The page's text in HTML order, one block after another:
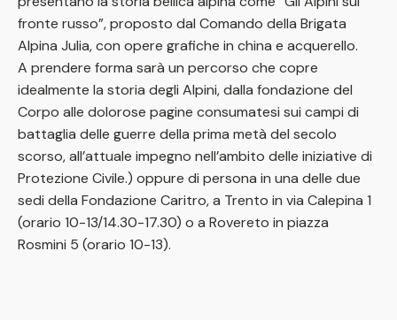
fronte russo”, proposto dal Comando della Brigata
Alpina Julia, con opere grafiche in china e acquerello.
A prendere forma sarà un percorso che copre
idealmente la storia degli Alpini, dalla fondazione del
Corpo alle dolorose pagine consumatesi sui campi di
battaglia delle guerre della prima metà del secolo
scorso, all’attuale impegno nell’ambito delle iniziative di
Protezione Civile.) oppure di persona in una delle due
sedi della Fondazione Caritro, a Trento in via Calepina 1
(orario 10-13/14.30-17.30) o a Rovereto in piazza
Rosmini 5 (orario 10-13).